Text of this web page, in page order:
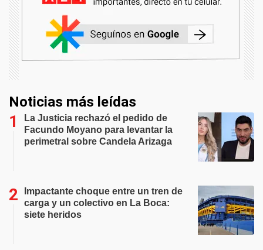
Noticias más leídas
La Justicia rechazó el pedido de
Facundo Moyano para levantar la
perimetral sobre Candela Arizaga
Impactante choque entre un tren de
carga y un colectivo en La Boca:
siete heridos